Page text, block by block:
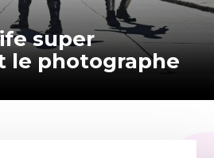
super
le photographe